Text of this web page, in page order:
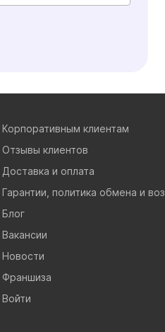
Корпоративным клиентам
Отзывы клиентов
Доставка и оплата
Гарантии, политика обмена и
Блог
Вакансии
Новости
Франшиза
Войти